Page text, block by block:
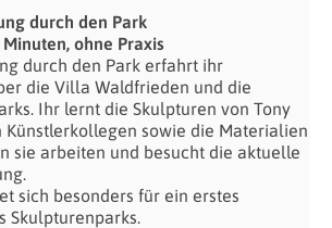
durch den Park
ohne Praxis
durch den Park erfahrt ihr
die Villa Waldfrieden und die
Ihr lernt die Skulpturen von Tony
Künstlerkollegen sowie die Materialien
sie arbeiten und besucht die aktuelle
sich besonders für ein erstes
Skulpturenparks.